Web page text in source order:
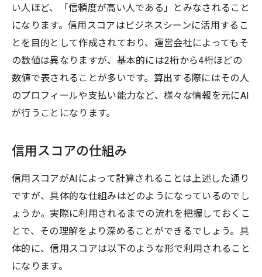
い人ほど、「信頼度が高い人である」とみなされること
になります。信用スコアはビジネスシーンに活用するこ
とを目的として作成されており、運営会社によってもそ
の数値は異なりますが、基本的には2桁から4桁ほどの
数値で表されることが多いです。算出する際にはその人
のプロフィールや支払い能力など、様々な情報を元にAI
が行うことになります。
信用スコアの仕組み
信用スコアがAIによって計算されることは上述した通り
ですが、具体的な仕組みはどのようになっているのでし
ょうか。実際に利用されるまでの流れを把握しておくこ
とで、その理解をより深めることができるでしょう。具
体的に、信用スコアは以下のような形で利用されること
になります。